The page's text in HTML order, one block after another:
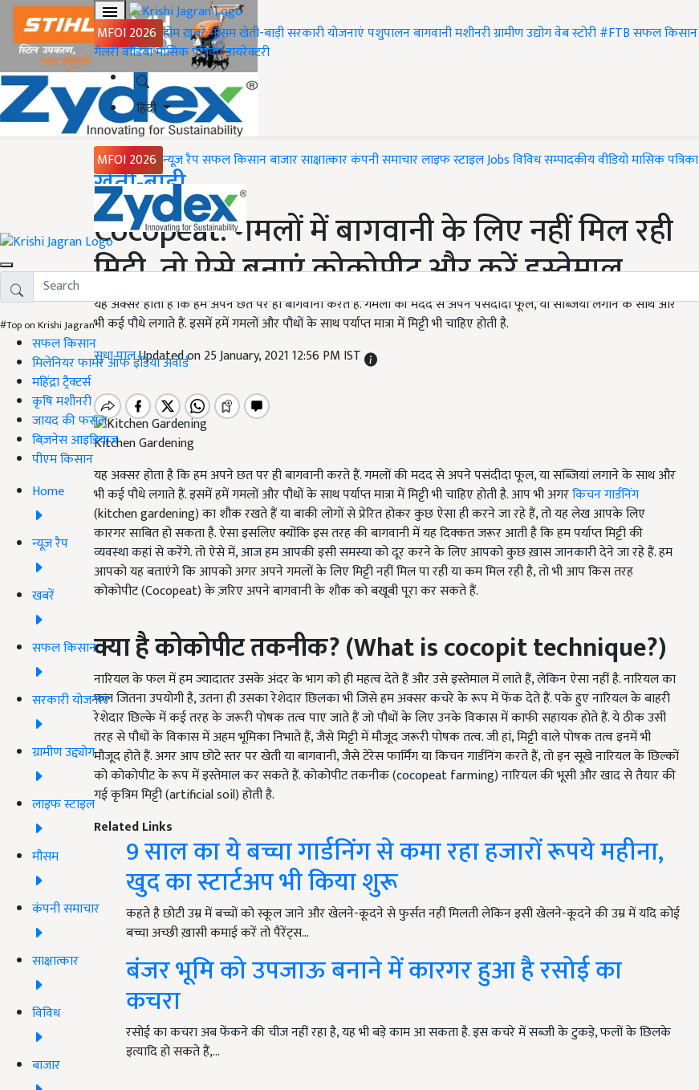
MFOI 2026 होमख़बरेंमौसमखेती-बाड़ीसरकारी योजनाएंपशुपालनबागवानीमशीनरीग्रामीण उद्योगवेब स्टोरी#FTBसफल किसान
गैलरीवीडियोमासिक पत्रिकाडायरेक्टरी
हिंदी
MFOI 2026 न्यूज़ रैपसफल किसानबाजारसाक्षात्कारकंपनी समाचारलाइफ स्टाइलJobsविविधसम्पादकीयवीडियोमासिक पत्रिका
#Top on Krishi Jagran
सफल किसान
मिलेनियर फार्मर ऑफ इंडिया अवॉर्ड
महिंद्रा ट्रैक्टर्स
कृषि मशीनरी
जायद की फसल
बिज़नेस आइडियाज
पीएम किसान
Home
न्यूज़ रैप
खबरें
सफल किसान
सरकारी योजनाएं
ग्रामीण उद्द्योग
लाइफ स्टाइल
मौसम
कंपनी समाचार
साक्षात्कार
विविध
बाजार
Home
खेती-बाड़ी
Cocopeat: गमलों में बागवानी के लिए नहीं मिल रही
मिट्टी, तो ऐसे बनाएं कोकोपीट और करें इस्तेमाल
यह अक्सर होता है कि हम अपने छत पर ही बागवानी करते हैं. गमलों की मदद से अपने पसंदीदा फूल, या सब्जियां लगाने के साथ और
भी कई पौधे लगाते हैं. इसमें हमें गमलों और पौधों के साथ पर्याप्त मात्रा में मिट्टी भी चाहिए होती है.
सुधा पालUpdated on 25 January, 2021 12:56 PM IST
Kitchen Gardening
यह अक्सर होता है कि हम अपने छत पर ही बागवानी करते हैं. गमलों की मदद से अपने पसंदीदा फूल, या सब्जियां लगाने के साथ और
भी कई पौधे लगाते हैं. इसमें हमें गमलों और पौधों के साथ पर्याप्त मात्रा में मिट्टी भी चाहिए होती है. आप भी अगरकिचन गार्डनिंग
(kitchen gardening) का शौक रखते हैं या बाकी लोगों से प्रेरित होकर कुछ ऐसा ही करने जा रहे हैं, तो यह लेख आपके लिए
कारगर साबित हो सकता है. ऐसा इसलिए क्योंकि इस तरह की बागवानी में यह दिक्कत जरूर आती है कि हम पर्याप्त मिट्टी की
व्यवस्था कहां से करेंगे. तो ऐसे में, आज हम आपकी इसी समस्या को दूर करने के लिए आपको कुछ ख़ास जानकारी देने जा रहे हैं. हम
आपको यह बताएंगे कि आपको अगर अपने गमलों के लिए मिट्टी नहीं मिल पा रही या कम मिल रही है, तो भी आप किस तरह
कोकोपीट (Cocopeat) के ज़रिए अपने बागवानी के शौक को बखूबी पूरा कर सकते हैं.
क्या है कोकोपीट तकनीक? (What is cocopit technique?)
नारियल के फल में हम ज्यादातर उसके अंदर के भाग को ही महत्व देते हैं और उसे इस्तेमाल में लाते हैं, लेकिन ऐसा नहीं है. नारियल का
फल जितना उपयोगी है, उतना ही उसका रेशेदार छिलका भी जिसे हम अक्सर कचरे के रूप में फेंक देते हैं. पके हुए नारियल के बाहरी
रेशेदार छिल्के में कई तरह के जरूरी पोषक तत्व पाए जाते हैं जो पौधों के लिए उनके विकास में काफी सहायक होते हैं. ये ठीक उसी
तरह से पौधों के विकास में अहम भूमिका निभाते हैं, जैसे मिट्टी में मौजूद जरूरी पोषक तत्व. जी हां, मिट्टी वाले पोषक तत्व इनमें भी
मौजूद होते हैं. अगर आप छोटे स्तर पर खेती या बागवानी, जैसे टेरेस फार्मिंग या किचन गार्डनिंग करते हैं, तो इन सूखे नारियल के छिल्कों
को कोकोपीट के रूप में इस्तेमाल कर सकते हैं. कोकोपीट तकनीक (cocopeat farming) नारियल की भूसी और खाद से तैयार की
गई कृत्रिम मिट्टी (artificial soil) होती है.
Related Links
9 साल का ये बच्चा गार्डनिंग से कमा रहा हजारों रूपये महीना,
खुद का स्टार्टअप भी किया शुरू
कहते है छोटी उम्र में बच्चों को स्कूल जाने और खेलने-कूदने से फुर्सत नहीं मिलती लेकिन इसी खेलने-कूदने की उम्र में यदि कोई
बच्चा अच्छी ख़ासी कमाई करें तो पैरेंट्स…
बंजर भूमि को उपजाऊ बनाने में कारगर हुआ है रसोई का
कचरा
रसोई का कचरा अब फेंकने की चीज नहीं रहा है, यह भी बड़े काम आ सकता है. इस कचरे में सब्जी के टुकड़े, फलों के छिलके
इत्यादि हो सकते हैं,…